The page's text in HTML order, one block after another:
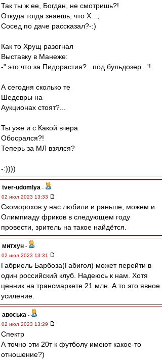
Так ты ж ее, Богдан, не смотришь?!
Откуда тогда знаешь, что Х...,
Сосед по даче рассказал?-:)
Как то Хрущ разогнал
Выставку в Манеже:
-" это что за Пидорастия?...под бульдозер...'!
А сегодня сколько те
Шедевры на
Аукционах стоят?...
Ты уже и с Какой вчера
Обосрался?!
Теперь за МЛ взялся?
-:))))
tver-udomlya -
02 июл 2023 13:33
Скоморохов у нас любили и раньше, можем и
Олимпиаду фриков в следующем году
провести, зритель на такое найдётся.
митхун -
02 июл 2023 13:31
Габриель Барбоза(Габигол) может перейти в
один российский клуб. Надеюсь к нам. Хотя
ценник на трансмаркете 21 млн. А то это явное
усиление.
авоська -
02 июл 2023 13:29
Спектр
А точно эти 20т к футболу имеют какое-то
отношение?)